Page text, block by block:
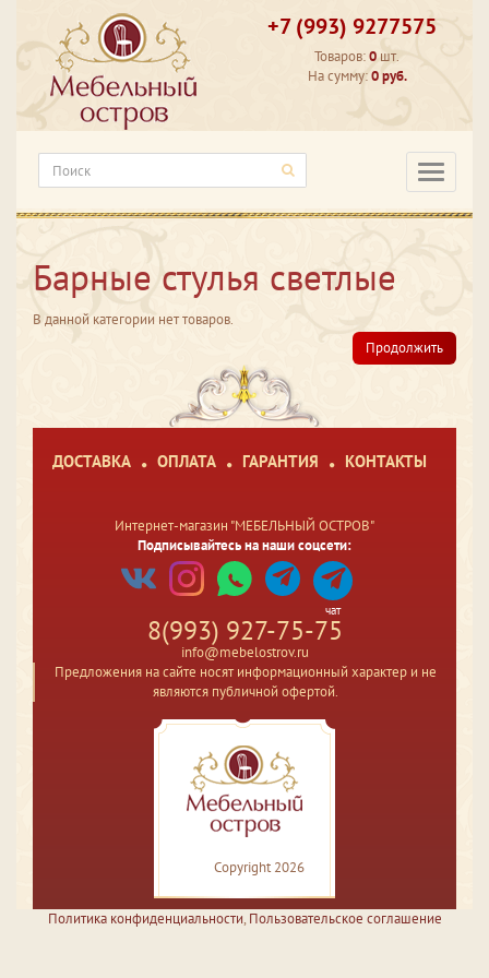
+7 (993) 9277575
Товаров:0 шт.
На сумму:0 руб.
Барные стулья светлые
В данной категории нет товаров.
Продолжить
ДОСТАВКА ОПЛАТА ГАРАНТИЯ КОНТАКТЫ
Интернет-магазин "МЕБЕЛЬНЫЙ ОСТРОВ"
Подписывайтесь на наши соцсети:
чат
8(993) 927-75-75
info@mebelostrov.ru
Предложения на сайте носят информационный характер и не
являются публичной офертой.
Copyright 2026
Политика конфиденциальности, Пользовательское соглашение